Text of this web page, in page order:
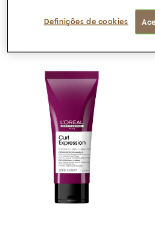
Definições de cookies